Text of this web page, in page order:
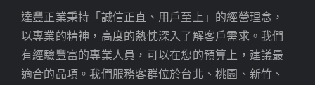
達豐正業秉持「誠信正直、用戶至上」的經營理念，
以專業的精神，高度的熱忱深入了解客戶需求。我們
有經驗豐富的專業人員，可以在您的預算上，建議最
適合的品項。我們服務客群位於台北、桃園、新竹、